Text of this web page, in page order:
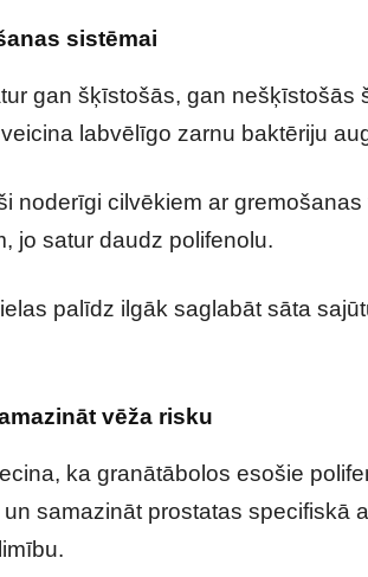
sistēmai
gan šķīstošās, gan nešķīstošās
labvēlīgo zarnu baktēriju
noderīgi cilvēkiem ar
jo satur daudz polifenolu.
palīdz ilgāk saglabāt sāta
vēža risku
ka granātābolos esošie
samazināt prostatas specifiskā